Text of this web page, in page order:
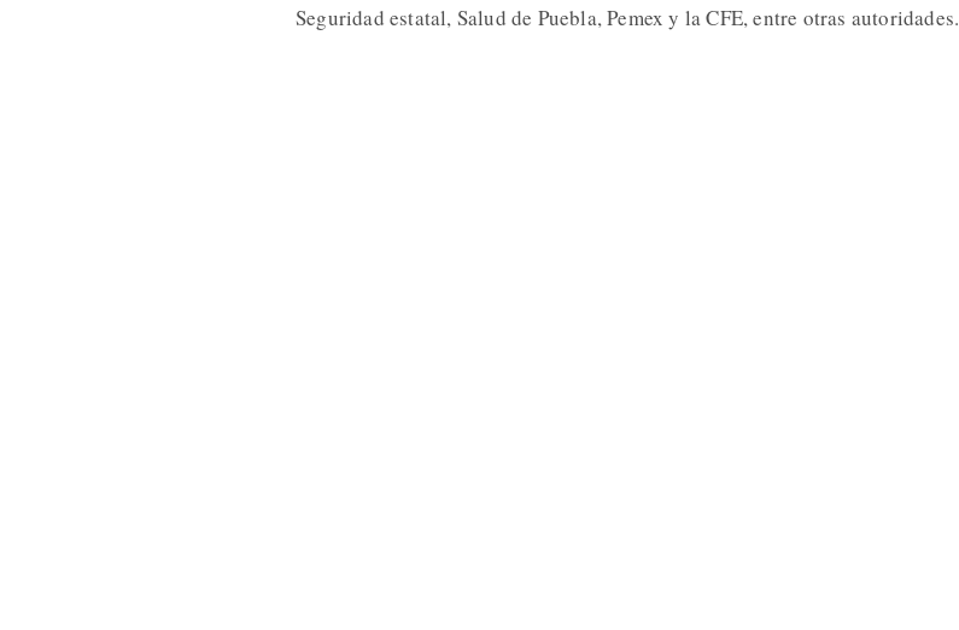
Seguridad estatal, Salud de Puebla, Pemex y la CFE, entre otras autoridades.